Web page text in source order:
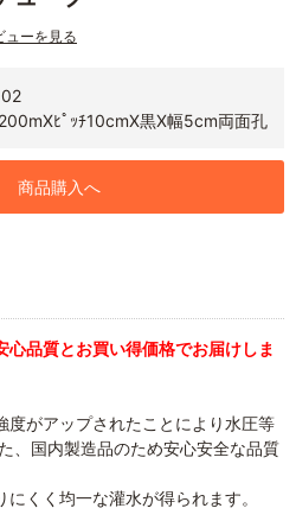
ューを見る
ﾋﾟｯﾁ10cmX黒X幅5cm両面孔
商品購入へ
品質とお買い得価格でお届けしま
度がアップされたことにより水圧等
、国内製造品のため安心安全な品質
くく均一な灌水が得られます。